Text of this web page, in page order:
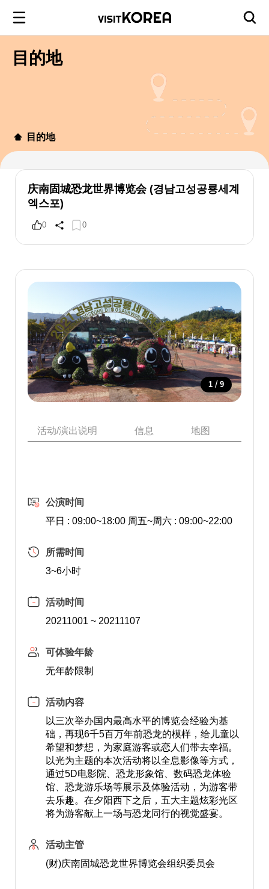
目的地
目的地
庆南固城恐龙世界博览会 (경남고성공룡세계
엑스포)
0 0
1 / 9
活动/演出说明 信息 地图
公演时间
平日 : 09:00~18:00 周五~周六 : 09:00~22:00
所需时间
3~6小时
活动时间
20211001 ~ 20211107
可体验年龄
无年龄限制
活动内容
以三次举办国内最高水平的博览会经验为基
础，再现6千5百万年前恐龙的模样，给儿童以
希望和梦想，为家庭游客或恋人们带去幸福。
以光为主题的本次活动将以全息影像等方式，
通过5D电影院、恐龙形象馆、数码恐龙体验
馆、恐龙游乐场等展示及体验活动，为游客带
去乐趣。在夕阳西下之后，五大主题炫彩光区
将为游客献上一场与恐龙同行的视觉盛宴。
活动主管
(财)庆南固城恐龙世界博览会组织委员会